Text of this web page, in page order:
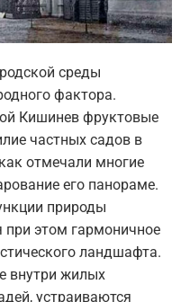
среды
фактора.
Кишинев фруктовые
частных садов в
отмечали многие
его панораме.
природы
при этом гармоничное
ландшафта.
внутри жилых
устраиваются